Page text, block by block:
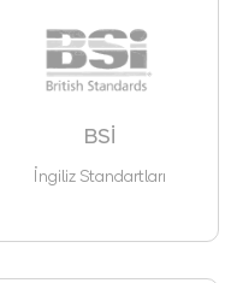
BSİ
İngiliz Standartları